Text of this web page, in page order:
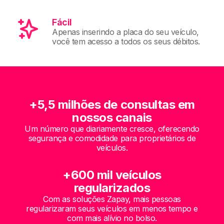
Fácil
Apenas inserindo a placa do seu veículo,
você tem acesso a todos os seus débitos.
+5,5 milhões de consultas em
nossos canais
Um número que diariamente cresce, oferecendo
segurança e comodidade para proprietários de
veículos.
+600 mil veículos
regularizados
Com as soluções Zapay, mais pessoas
regularizaram seus veículos em menos tempo e
com mais alívio no bolso.